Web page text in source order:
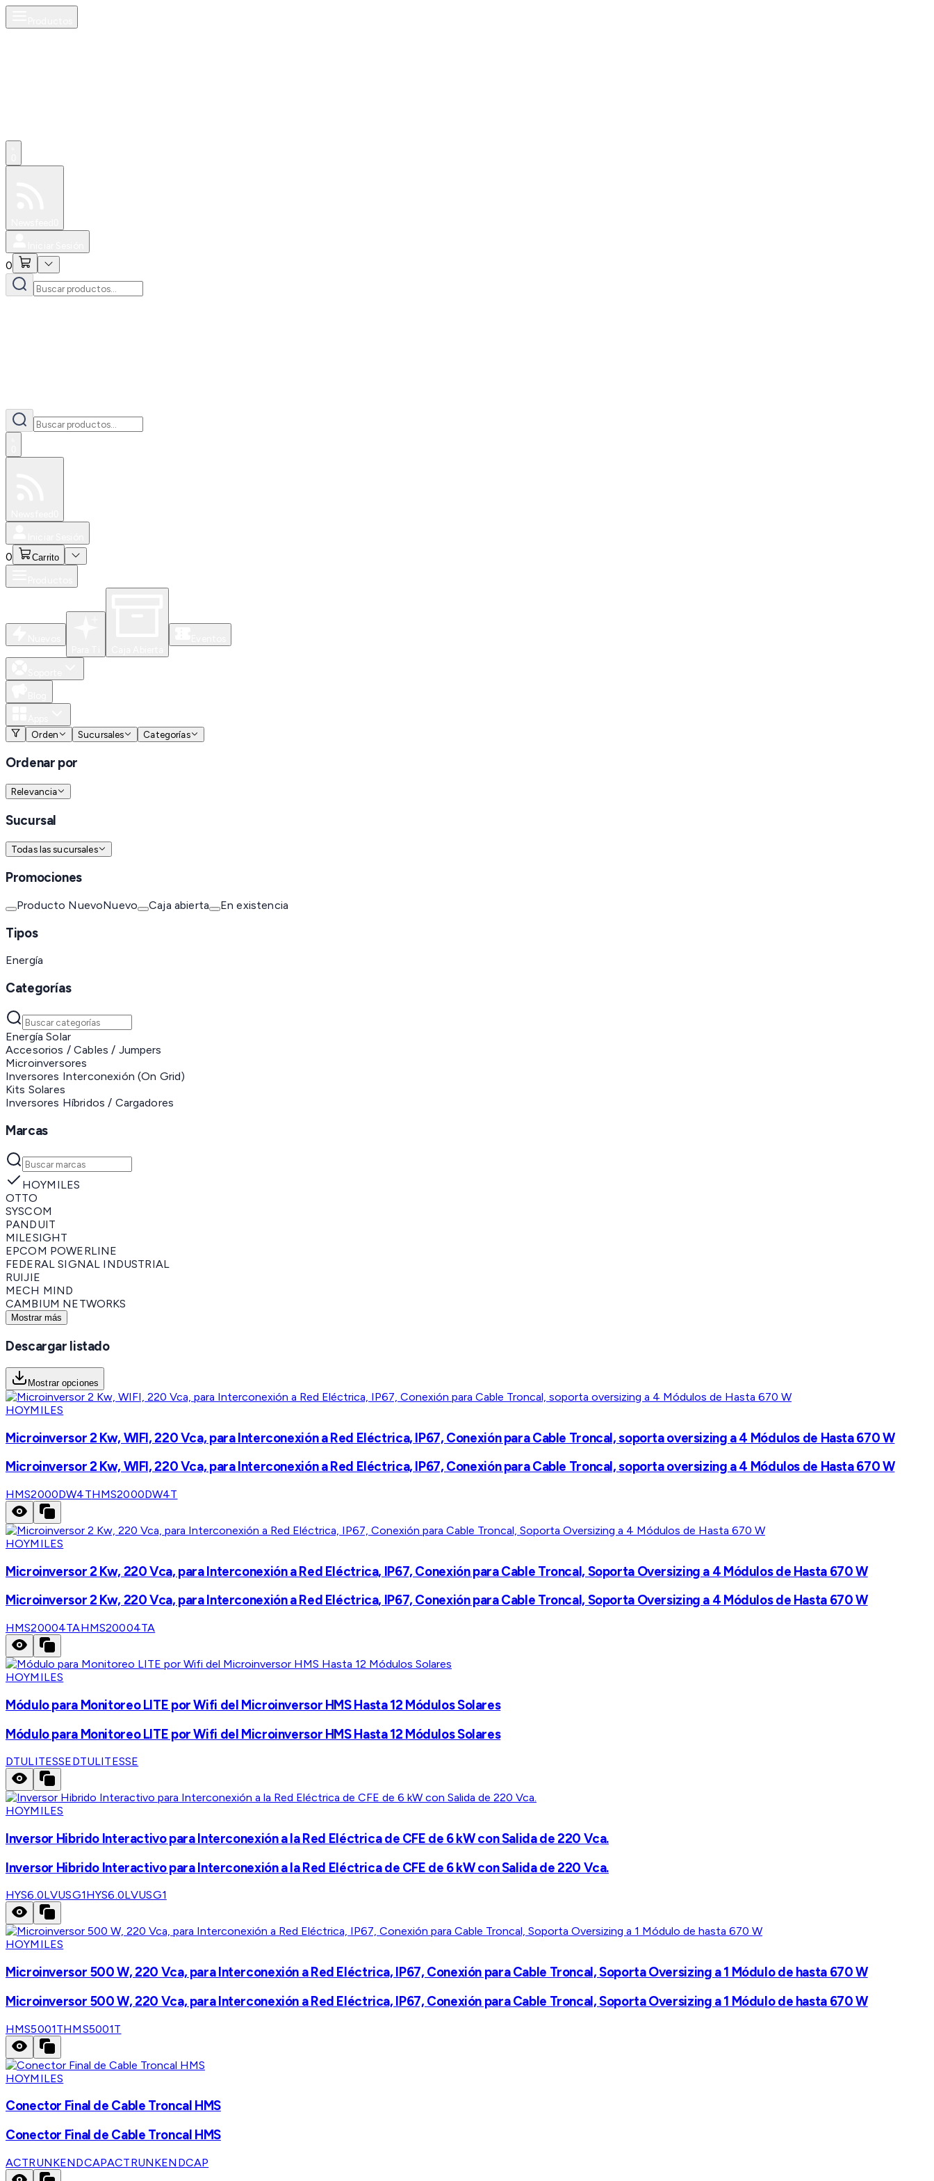
0
0 Carrito
Orden
Sucursales Categorías
Ordenar por
Relevancia
Sucursal
Todas las sucursales
Promociones
Producto NuevoNuevo Caja abierta En existencia
Tipos
Energía
Categorías
Energía Solar
Accesorios / Cables / Jumpers
Microinversores
Inversores Interconexión (On Grid)
Kits Solares
Inversores Híbridos / Cargadores
Marcas
HOYMILES
OTTO
SYSCOM
PANDUIT
MILESIGHT
EPCOM POWERLINE
FEDERAL SIGNAL INDUSTRIAL
RUIJIE
MECH MIND
CAMBIUM NETWORKS
Mostrar más
Descargar listado
Mostrar opciones
HOYMILES
Microinversor 2 Kw, WIFI, 220 Vca, para Interconexión a Red Eléctrica, IP67, Conexión para Cable Troncal, soporta oversizing a 4 Módulos de Hasta 670 W
Microinversor 2 Kw, WIFI, 220 Vca, para Interconexión a Red Eléctrica, IP67, Conexión para Cable Troncal, soporta oversizing a 4 Módulos de Hasta 670 W
HMS2000DW4THMS2000DW4T
HOYMILES
Microinversor 2 Kw, 220 Vca, para Interconexión a Red Eléctrica, IP67, Conexión para Cable Troncal, Soporta Oversizing a 4 Módulos de Hasta 670 W
Microinversor 2 Kw, 220 Vca, para Interconexión a Red Eléctrica, IP67, Conexión para Cable Troncal, Soporta Oversizing a 4 Módulos de Hasta 670 W
HMS20004TAHMS20004TA
HOYMILES
Módulo para Monitoreo LITE por Wifi del Microinversor HMS Hasta 12 Módulos Solares
Módulo para Monitoreo LITE por Wifi del Microinversor HMS Hasta 12 Módulos Solares
DTULITESSEDTULITESSE
HOYMILES
Inversor Hibrido Interactivo para Interconexión a la Red Eléctrica de CFE de 6 kW con Salida de 220 Vca.
Inversor Hibrido Interactivo para Interconexión a la Red Eléctrica de CFE de 6 kW con Salida de 220 Vca.
HYS6.0LVUSG1HYS6.0LVUSG1
HOYMILES
Microinversor 500 W, 220 Vca, para Interconexión a Red Eléctrica, IP67, Conexión para Cable Troncal, Soporta Oversizing a 1 Módulo de hasta 670 W
Microinversor 500 W, 220 Vca, para Interconexión a Red Eléctrica, IP67, Conexión para Cable Troncal, Soporta Oversizing a 1 Módulo de hasta 670 W
HMS5001THMS5001T
HOYMILES
Conector Final de Cable Troncal HMS
Conector Final de Cable Troncal HMS
ACTRUNKENDCAPACTRUNKENDCAP